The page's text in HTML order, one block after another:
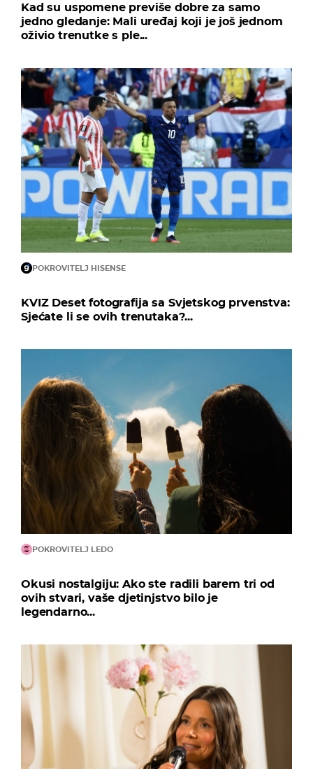
Kad su uspomene previše dobre za samo
jedno gledanje: Mali uređaj koji je još jednom
oživio trenutke s ple...
POKROVITELJ HISENSE
KVIZ Deset fotografija sa Svjetskog prvenstva:
Sjećate li se ovih trenutaka?...
POKROVITELJ LEDO
Okusi nostalgiju: Ako ste radili barem tri od
ovih stvari, vaše djetinjstvo bilo je
legendarno...